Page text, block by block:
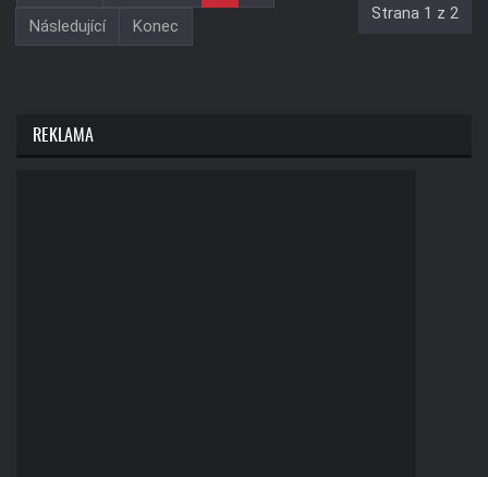
Strana 1 z 2
Následující
Konec
REKLAMA